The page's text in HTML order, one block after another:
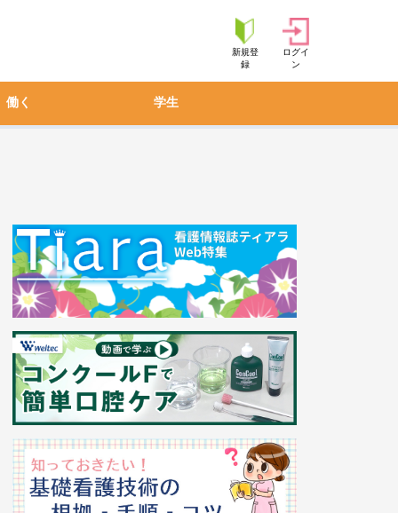
新規登
録
ログイ
ン
働く 学生